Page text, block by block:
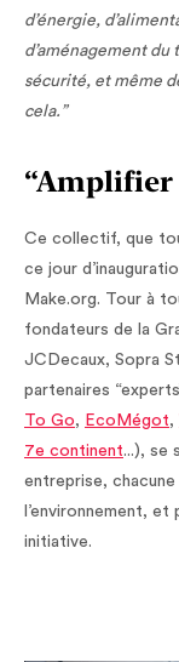
d’énergie,
d’aménagement
sécurité, et même
cela.”
Ce collectif, que
ce jour
Make.org. Tour à
fondateurs de la
JCDecaux, Sopra
partenaires
To Go, EcoMégot,
7e continent...), se
entreprise, chacune
l’environnement,
initiative.